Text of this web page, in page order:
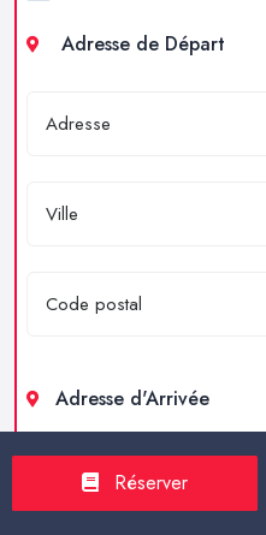
Adresse de Départ
Adresse d'Arrivée
Réserver